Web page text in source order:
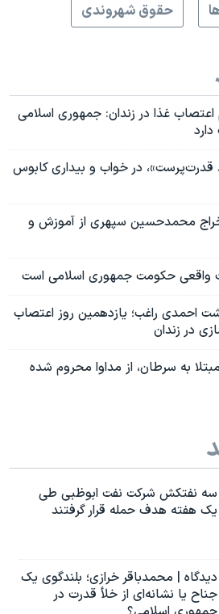
حقوق شهروندی
غذا در زندان: جمهوری اسلامی
قدرت‌پرست»، در خواب و بیداری کابوس
محمدحسین سپهری از آموزش و
واقعی حکومت جمهوری اسلامی است
احمدی راغب؛ یازدهمین روز اعتصاب
در زندان
به سرطان، از مداوا محروم شده
سه نفتکش شرکت نفت ابوظبی طی
یک هفته هدف حمله قرار گرفتند
دیدگاه | محمدباقر خرازی؛ بلندگوی یک
جناح یا نشانه‌ای از خلأ قدرت در